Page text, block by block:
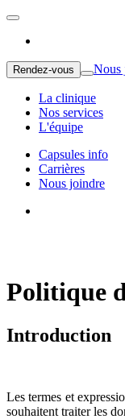
Rendez-vous Nous
La clinique
Nos services
L'équipe
Capsules info
Carrières
Nous joindre
Politique
Introduction
Les termes et
souhaitent traiter les